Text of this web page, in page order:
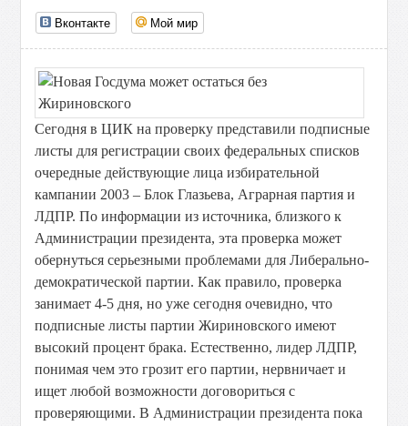
Вконтакте Мой мир
Сегодня в ЦИК на проверку представили подписные
листы для регистрации своих федеральных списков
очередные действующие лица избирательной
кампании 2003 – Блок Глазьева, Аграрная партия и
ЛДПР. По информации из источника, близкого к
Администрации президента, эта проверка может
обернуться серьезными проблемами для Либерально-
демократической партии. Как правило, проверка
занимает 4-5 дня, но уже сегодня очевидно, что
подписные листы партии Жириновского имеют
высокий процент брака. Естественно, лидер ЛДПР,
понимая чем это грозит его партии, нервничает и
ищет любой возможности договориться с
проверяющими. В Администрации президента пока